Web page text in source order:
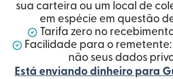
sua carteira ou um local de
em espécie em questão
Tarifa zero no
Facilidade para o remetente:
não seus dados
Está enviando dinheiro para